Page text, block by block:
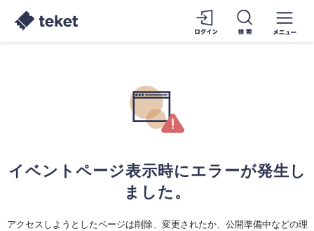
イベントページ表示時にエラーが発生し
ました。
アクセスしようとしたページは削除、変更されたか、公開準備中などの理